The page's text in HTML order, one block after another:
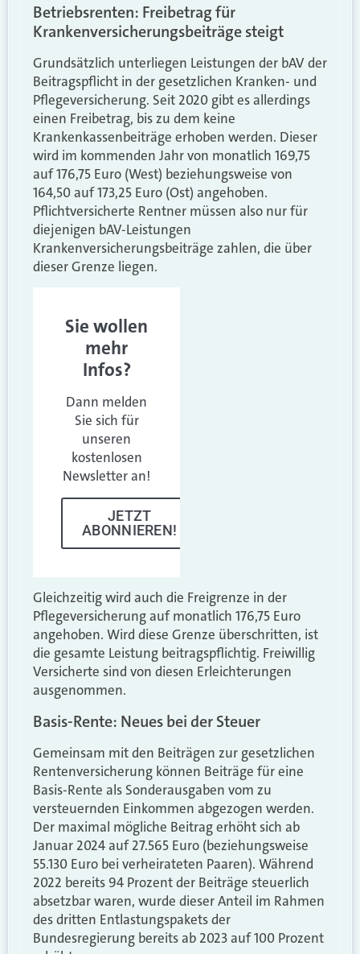
Betriebsrenten: Freibetrag für
Krankenversicherungsbeiträge steigt
Grundsätzlich unterliegen Leistungen der bAV der
Beitragspflicht in der gesetzlichen Kranken- und
Pflegeversicherung. Seit 2020 gibt es allerdings
einen Freibetrag, bis zu dem keine
Krankenkassenbeiträge erhoben werden. Dieser
wird im kommenden Jahr von monatlich 169,75
auf 176,75 Euro (West) beziehungsweise von
164,50 auf 173,25 Euro (Ost) angehoben.
Pflichtversicherte Rentner müssen also nur für
diejenigen bAV-Leistungen
Krankenversicherungsbeiträge zahlen, die über
dieser Grenze liegen.
Sie wollen
mehr
Infos?
Dann melden
Sie sich für
unseren
kostenlosen
Newsletter an!
JETZT
ABONNIEREN!
Gleichzeitig wird auch die Freigrenze in der
Pflegeversicherung auf monatlich 176,75 Euro
angehoben. Wird diese Grenze überschritten, ist
die gesamte Leistung beitragspflichtig. Freiwillig
Versicherte sind von diesen Erleichterungen
ausgenommen.
Basis-Rente: Neues bei der Steuer
Gemeinsam mit den Beiträgen zur gesetzlichen
Rentenversicherung können Beiträge für eine
Basis-Rente als Sonderausgaben vom zu
versteuernden Einkommen abgezogen werden.
Der maximal mögliche Beitrag erhöht sich ab
Januar 2024 auf 27.565 Euro (beziehungsweise
55.130 Euro bei verheirateten Paaren). Während
2022 bereits 94 Prozent der Beiträge steuerlich
absetzbar waren, wurde dieser Anteil im Rahmen
des dritten Entlastungspakets der
Bundesregierung bereits ab 2023 auf 100 Prozent